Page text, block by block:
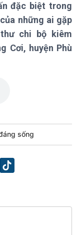
giới
tế
kiện quốc tế
& Biển đảo
nghiệp & Biển
Việt Nam
biển, đảo Việt
đặc biệt trong
những ai gặp
chi bộ kiêm
Cơi, huyện Phù
sống